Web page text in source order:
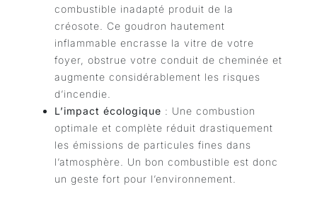
combustible inadapté produit de la
créosote. Ce goudron hautement
inflammable encrasse la vitre de votre
foyer, obstrue votre conduit de cheminée et
augmente considérablement les risques
d’incendie.
L’impact écologique : Une combustion
optimale et complète réduit drastiquement
les émissions de particules fines dans
l’atmosphère. Un bon combustible est donc
un geste fort pour l’environnement.